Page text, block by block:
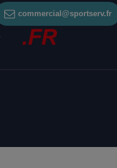
commercial@sportserv.fr